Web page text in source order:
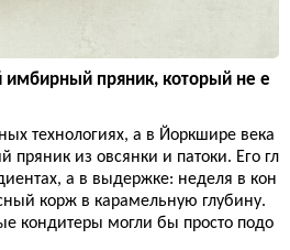
пряник, который не е
технологиях, а в Йоркшире века
пряник из овсянки и патоки. Его гл
а в выдержке: неделя в кон
корж в карамельную глубину.
кондитеры могли бы просто подо